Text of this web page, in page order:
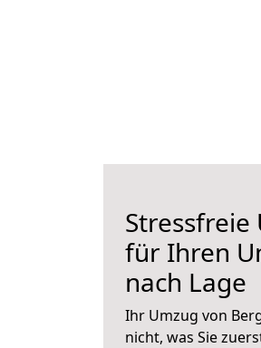
Stressfreie
für Ihren
nach Lage
Ihr Umzug von
nicht, was Sie